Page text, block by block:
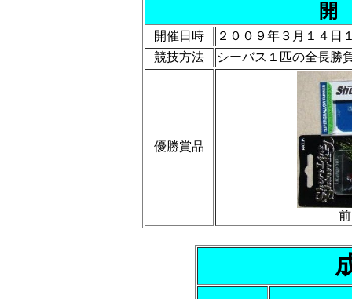
開催日時
２００９年３月１４
競技方法
シーバス１匹の全長勝
優勝賞品